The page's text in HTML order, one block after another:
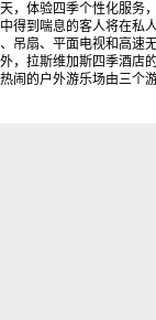
，体验四季个性化服务
得到喘息的客人将在私
吊扇、平面电视和高速
，拉斯维加斯四季酒店
闹的户外游乐场由三个